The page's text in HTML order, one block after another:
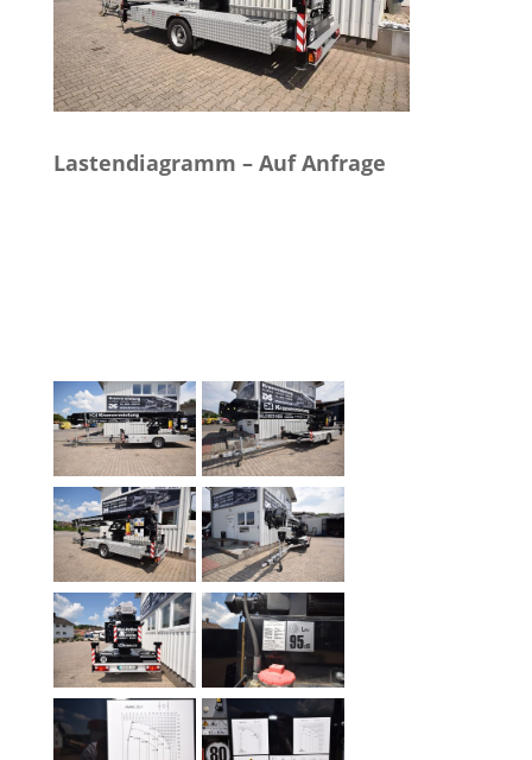
Lastendiagramm – Auf Anfrage